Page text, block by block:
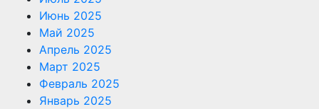
Июнь 2025
Май 2025
Апрель 2025
Март 2025
Февраль 2025
Январь 2025